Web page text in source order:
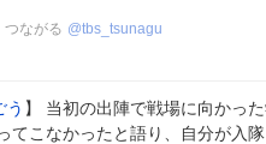
つながる @tbs_tsunagu
う 】 当初の出陣で戦場に向かっ
てこなかったと語り、自分が入